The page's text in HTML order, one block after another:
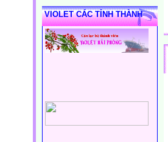
VIOLET CÁC TỈNH THÀNH